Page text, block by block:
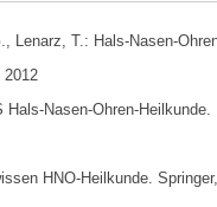
Lenarz, T.: Hals-Nasen-
2012
Nasen-Ohren-Heilkunde.
HNO-Heilkunde.